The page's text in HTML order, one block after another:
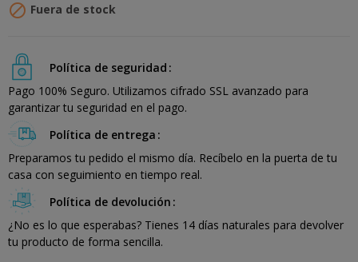
 Fuera de stock
Política de seguridad
Pago 100% Seguro. Utilizamos cifrado SSL avanzado para
garantizar tu seguridad en el pago.
Política de entrega
Preparamos tu pedido el mismo día. Recíbelo en la puerta de tu
casa con seguimiento en tiempo real.
Política de devolución
¿No es lo que esperabas? Tienes 14 días naturales para devolver
tu producto de forma sencilla.